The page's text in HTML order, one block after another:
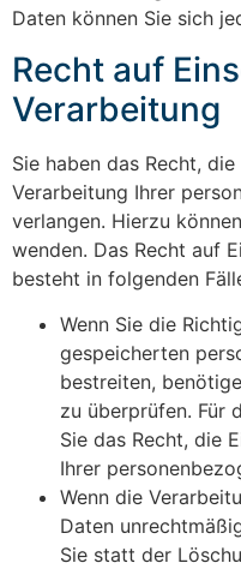
Daten können Sie sich
Recht auf
Verarbeitung
Sie haben das Recht,
Verarbeitung Ihrer
verlangen. Hierzu
wenden. Das Recht auf
besteht in folgenden
Wenn Sie die
gespeicherten
bestreiten,
zu überprüfen. Für
Sie das Recht, die
Ihrer
Wenn die
Daten
Sie statt der